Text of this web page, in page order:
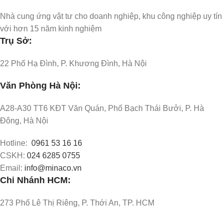
Nhà cung ứng vật tư cho doanh nghiệp, khu công nghiệp uy tín
với hơn 15 năm kinh nghiệm
Trụ Sở:
22 Phố Hạ Đình, P. Khương Đình, Hà Nội
Văn Phòng Hà Nội:
A28-A30 TT6 KĐT Văn Quán, Phố Bạch Thái Bưởi, P. Hà
Đông, Hà Nội
Hotline: 0961 53 16 16
CSKH: 024 6285 0755
Email: info@minaco.vn
Chi Nhánh HCM:
273 Phố Lê Thị Riêng, P. Thới An, TP. HCM